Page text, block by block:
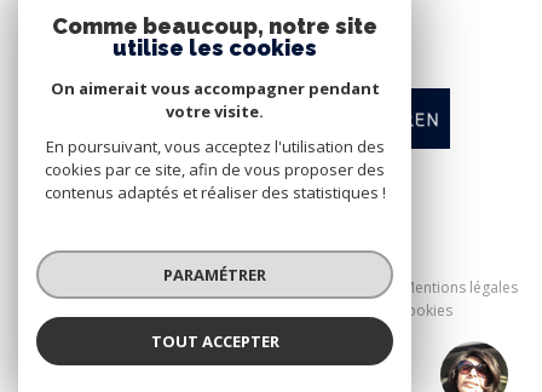
KATIA LECOURT
NOUS ADHÉRONS
© 2026 | Tous droits réservés
Nos honoraires
Nos partenaires
Mentions légales
Cookies
Comme beaucoup, notre site
utilise les cookies
On aimerait vous accompagner pendant
votre visite.
En poursuivant, vous acceptez l'utilisation des
cookies par ce site, afin de vous proposer des
contenus adaptés et réaliser des statistiques !
PARAMÉTRER
TOUT ACCEPTER